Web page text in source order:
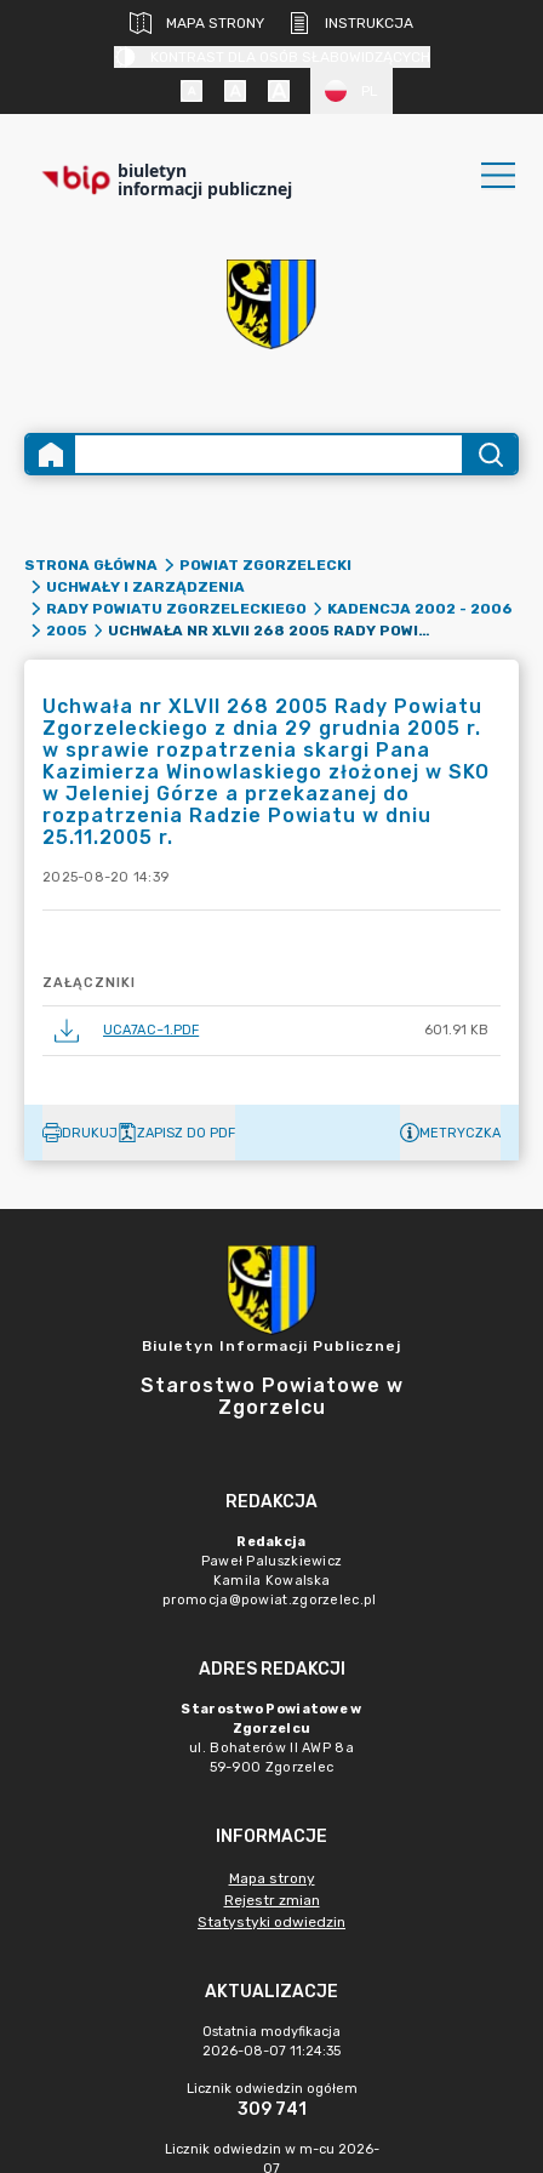
MAPA STRONY
INSTRUKCJA
biuletyn
informacji publicznej
STRONA GŁÓWNA
POWIAT ZGORZELECKI
UCHWAŁY I ZARZĄDZENIA
RADY POWIATU ZGORZELECKIEGO
KADENCJA 2002 - 2006
2005
UCHWAŁA NR XLVII 268 2005 RADY POWIATU ZGORZELECKIEGO Z DNIA 29 GRUDNIA 2005 R. W SPRAWIE ROZPATRZENIA SKARGI PANA KAZIMIERZA WINOWLASKIEGO ZŁOŻONEJ W SKO W JELENIEJ GÓRZE A PRZEKAZANEJ DO ROZPATRZENIA RADZIE POWIATU W DNIU 25.11.2005 R.
Uchwała nr XLVII 268 2005 Rady Powiatu
Zgorzeleckiego z dnia 29 grudnia 2005 r.
w sprawie rozpatrzenia skargi Pana
Kazimierza Winowlaskiego złożonej w SKO
w Jeleniej Górze a przekazanej do
rozpatrzenia Radzie Powiatu w dniu
25.11.2005 r.
2025-08-20 14:39
ZAŁĄCZNIKI
UCA7AC~1.PDF 601.91 KB
DRUKUJ ZAPISZ DO PDF METRYCZKA
Biuletyn Informacji Publicznej
Starostwo Powiatowe w
Zgorzelcu
REDAKCJA
Redakcja
Paweł Paluszkiewicz
Kamila Kowalska
promocja@powiat.zgorzelec.pl
ADRES REDAKCJI
Starostwo Powiatowe w
Zgorzelcu
ul. Bohaterów II AWP 8a
59-900 Zgorzelec
INFORMACJE
Mapa strony
Rejestr zmian
Statystyki odwiedzin
AKTUALIZACJE
Ostatnia modyfikacja
2026-08-07 11:24:35
Licznik odwiedzin ogółem
309 741
Licznik odwiedzin w m-cu 2026-
07